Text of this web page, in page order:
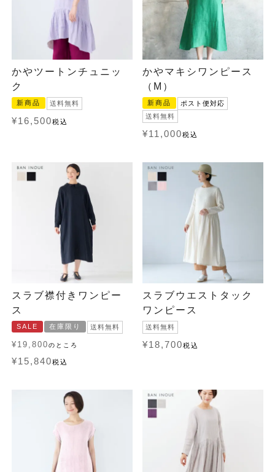
かやツートンチュニッ
ク
新商品 送料無料
¥16,500税込
かやマキシワンピース
（M）
新商品
ポスト便対応
送料無料
¥11,000税込
スラブ襟付きワンピー
ス
SALE 在庫限り 送料無料
¥ 19,800のところ
¥15,840税込
スラブウエストタック
ワンピース
送料無料
¥18,700税込